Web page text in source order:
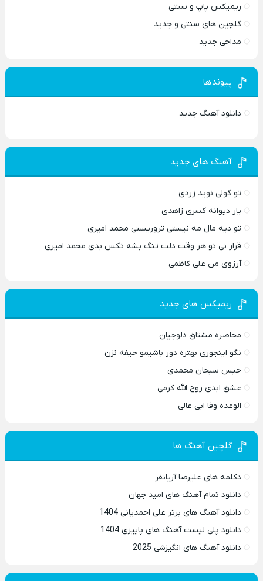
ریمیکس پاپ و سنتی
گلچین های سنتی و جدید
مداحی جدید
پیوندها
دانلود آهنگ جدید
آهنگ های جدید
تو گولی نوید زردی
یار دیوانه کسری زاهدی
تو دیه مال مه نیستی تروریستی محمد امیری
قرار نی تو هر وقت دلت تنگ بشه تکس بدی محمد امیری
آرزوی من علی کاظمی
ریمیکس های جدید
محاصره مشتاق دلوجیان
نگو اینجوری بهتره دور باشیمو حیفه نزن
حبس سبحان محمدی
عشق ابدی روح الله کرمی
الوعده وفا ابی عالی
گلچین آهنگ ها
دکلمه های علیرضا آریانفر
دانلود تمام آهنگ های امید جهان
دانلود آهنگ های برتر علی احمدیانی 1404
دانلود پلی لیست آهنگ های پاییزی 1404
دانلود آهنگ های انگیزشی 2025